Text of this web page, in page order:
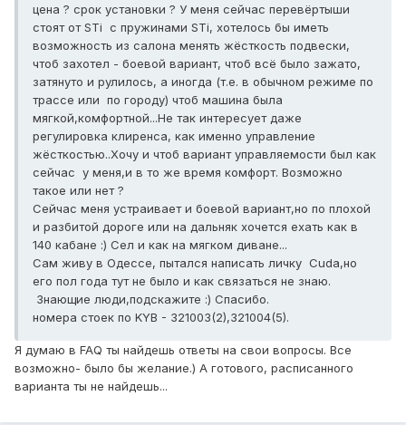
цена ? срок установки ? У меня сейчас перевёртыши
стоят от STi с пружинами STi, хотелось бы иметь
возможность из салона менять жёсткость подвески,
чтоб захотел - боевой вариант, чтоб всё было зажато,
затянуто и рулилось, а иногда (т.е. в обычном режиме по
трассе или по городу) чтоб машина была
мягкой,комфортной...Не так интересует даже
регулировка клиренса, как именно управление
жёсткостью..Хочу и чтоб вариант управляемости был как
сейчас у меня,и в то же время комфорт. Возможно
такое или нет ?
Сейчас меня устраивает и боевой вариант,но по плохой
и разбитой дороге или на дальняк хочется ехать как в
140 кабане :) Сел и как на мягком диване...
Сам живу в Одессе, пытался написать личку Cuda,но
его пол года тут не было и как связаться не знаю.
Знающие люди,подскажите :) Спасибо.
номера стоек по KYB - 321003(2),321004(5).
Я думаю в FAQ ты найдешь ответы на свои вопросы. Все
возможно- было бы желание.) А готового, расписанного
варианта ты не найдешь...